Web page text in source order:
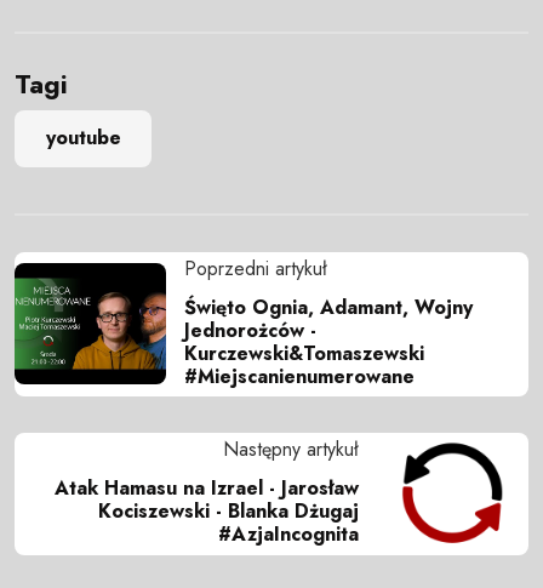
Tagi
youtube
Poprzedni artykuł
Święto Ognia, Adamant, Wojny
Jednorożców -
Kurczewski&Tomaszewski
#Miejscanienumerowane
Następny artykuł
Atak Hamasu na Izrael - Jarosław
Kociszewski - Blanka Dżugaj
#AzjaIncognita